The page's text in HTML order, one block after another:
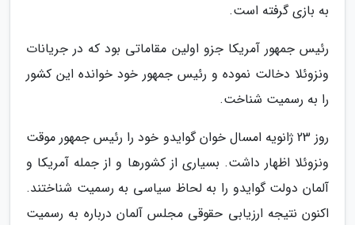
به بازی گرفته است.
رئیس جمهور آمریکا جزو اولین مقاماتی بود که در جریانات
ونزوئلا دخالت نموده و رئیس جمهور خود خوانده این کشور
را به رسمیت شناخت.
روز 23 ژانویه امسال خوان گوایدو خود را رئیس جمهور موقت
ونزوئلا اظهار داشت. بسیاری از کشورها و از جمله آمریکا و
آلمان دولت گوایدو را به لحاظ سیاسی به رسمیت شناختند.
اکنون نتیجه ارزیابی حقوقی مجلس آلمان درباره به رسمیت